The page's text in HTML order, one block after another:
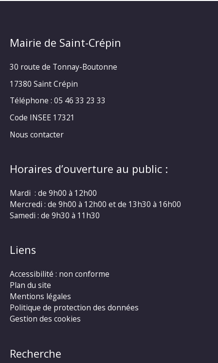
Mairie de Saint-Crépin
30 route de Tonnay-Boutonne
17380 Saint Crépin
Téléphone : 05 46 33 23 33
Code INSEE 17321
Nous contacter
Horaires d’ouverture au public :
Mardi : de 9h00 à 12h00
Mercredi : de 9h00 à 12h00 et de 13h30 à 16h00
Samedi : de 9h30 à 11h30
Liens
Accessibilité : non conforme
Plan du site
Mentions légales
Politique de protection des données
Gestion des cookies
Recherche